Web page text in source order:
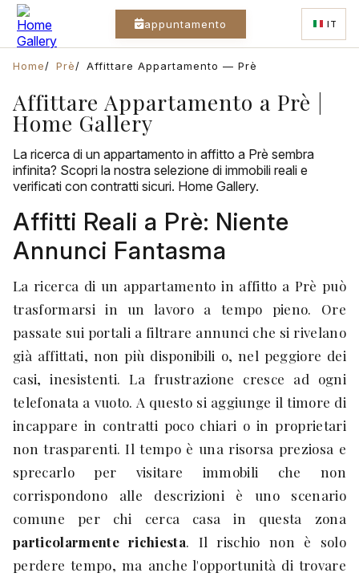
appuntamento IT
Home Prè Affittare Appartamento — Prè
Affittare Appartamento a Prè |
Home Gallery
La ricerca di un appartamento in affitto a Prè sembra
infinita? Scopri la nostra selezione di immobili reali e
verificati con contratti sicuri. Home Gallery.
Affitti Reali a Prè: Niente
Annunci Fantasma
La ricerca di un appartamento in affitto a Prè può
trasformarsi in un lavoro a tempo pieno. Ore
passate sui portali a filtrare annunci che si rivelano
già affittati, non più disponibili o, nel peggiore dei
casi, inesistenti. La frustrazione cresce ad ogni
telefonata a vuoto. A questo si aggiunge il timore di
incappare in contratti poco chiari o in proprietari
non trasparenti. Il tempo è una risorsa preziosa e
sprecarlo per visitare immobili che non
corrispondono alle descrizioni è uno scenario
comune per chi cerca casa in questa zona
particolarmente richiesta. Il rischio non è solo
perdere tempo, ma anche l'opportunità di trovare